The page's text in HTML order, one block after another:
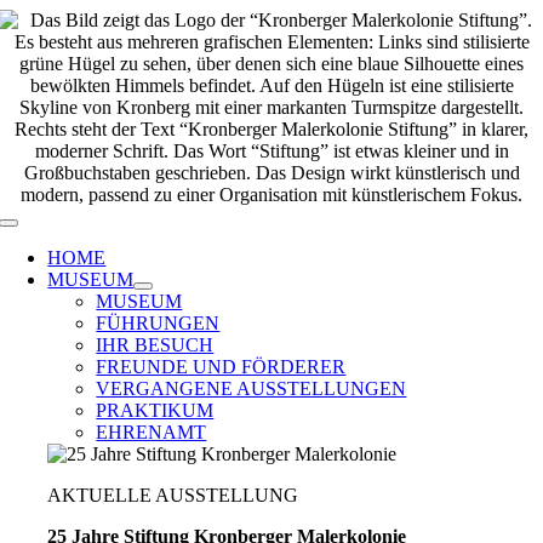
Zum
Inhalt
springen
Toggle
Navigation
HOME
MUSEUM
MUSEUM
FÜHRUNGEN
IHR BESUCH
FREUNDE UND FÖRDERER
VERGANGENE AUSSTELLUNGEN
PRAKTIKUM
EHRENAMT
AKTUELLE AUSSTELLUNG
25 Jahre Stiftung Kronberger Malerkolonie